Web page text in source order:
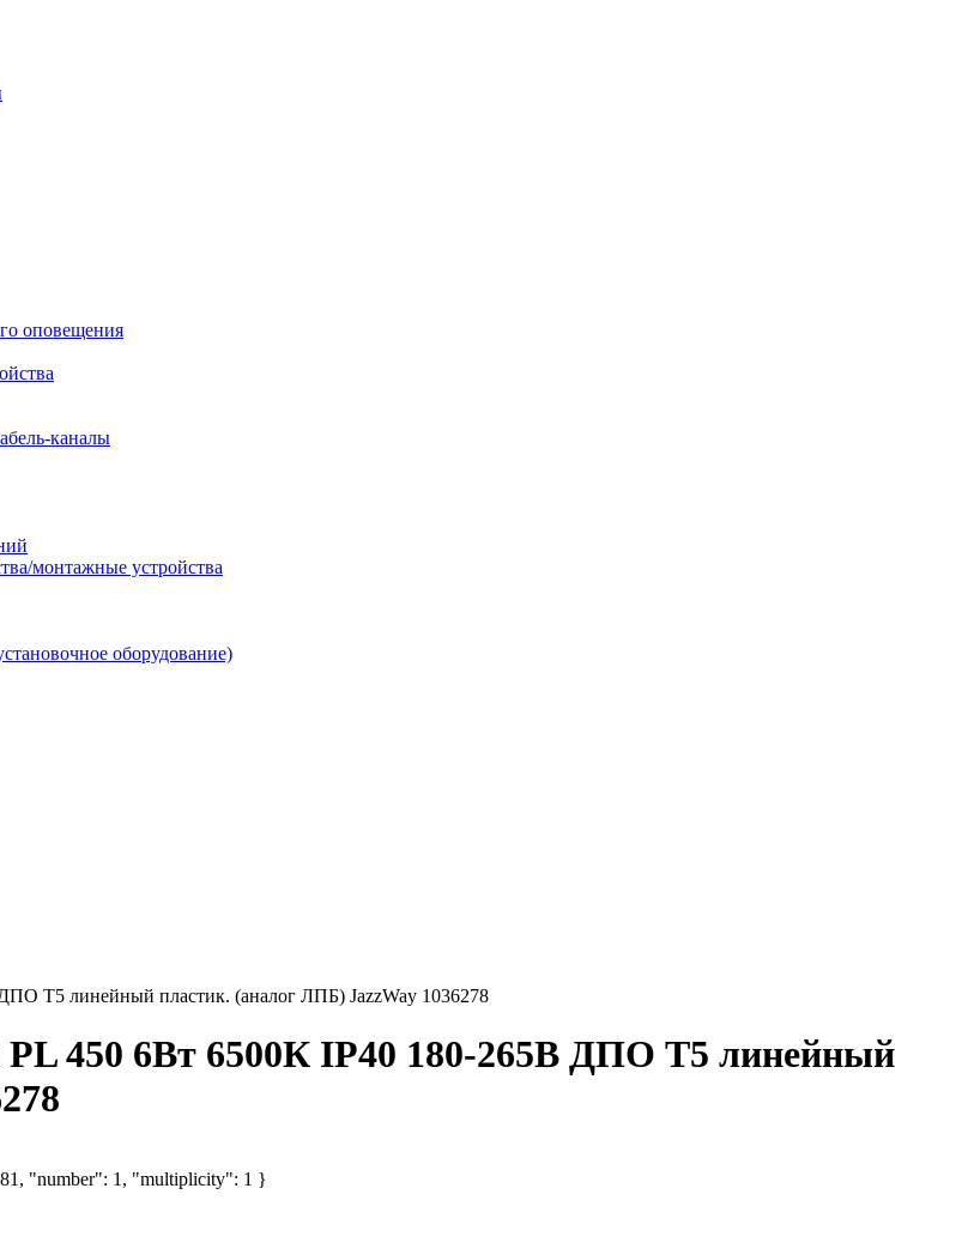
оповещения
каналы
монтажные устройства
оборудование)
T5 линейный пластик. (аналог ЛПБ) JazzWay 1036278
450 6Вт 6500К IP40 180-265В ДПО T5 линейный
"number": 1, "multiplicity": 1 }